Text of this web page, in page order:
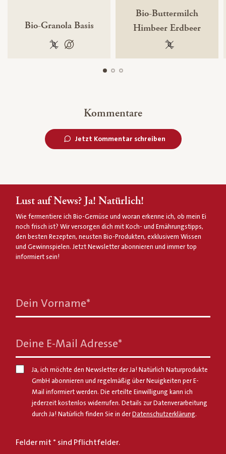
Bio-Granola Basis
100 % gentechnikfrei
100 % palmölfrei
Bio-Buttermilch
Himbeer Erdbeer
100 %
Kommentare
Jetzt Kommentar schreiben
Lust auf News? Ja! Natürlich!
Wie fermentiere ich Bio-Gemüse und woran erkenne ich, ob mein Ei
noch frisch ist? Wir versorgen dich mit Koch- und Ernährungstipps,
den besten Rezepten, neusten Bio-Produkten, exklusivem Wissen
und Gewinnspielen. Jetzt Newsletter abonnieren und immer top
informiert sein!
Dein Vorname*
Deine E-Mail Adresse*
Ja, ich möchte den Newsletter der Ja! Natürlich Naturprodukte
GmbH abonnieren und regelmäßig über Neuigkeiten per E-
Mail informiert werden. Die erteilte Einwilligung kann ich
jederzeit kostenlos widerrufen. Details zur Datenverarbeitung
durch Ja! Natürlich finden Sie in der Datenschutzerklärung.
Felder mit * sind Pflichtfelder.